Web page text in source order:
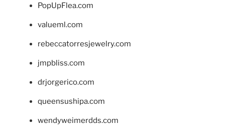
PopUpFlea.com
valueml.com
rebeccatorresjewelry.com
jmpbliss.com
drjorgerico.com
queensushipa.com
wendyweimerdds.com